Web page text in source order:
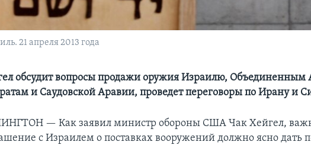
21 апреля 2013 года
обсудит вопросы продажи оружия Израилю, Объединенным
и Саудовской Аравии, проведет переговоры по Ирану и
—Как заявил министр обороны США Чак Хейгел,
с Израилем о поставках вооружений должно ясно дать